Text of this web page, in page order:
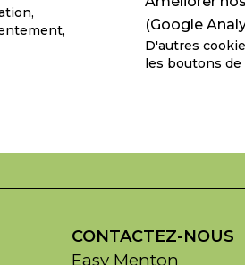
(Google
D'autres
les boutons de
CONTACTEZ-NOUS
Easy Menton